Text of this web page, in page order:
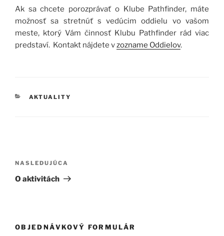
Ak sa chcete porozprávať o Klube Pathfinder, máte
možnosť sa stretnúť s vedúcim oddielu vo vašom
meste, ktorý Vám činnosť Klubu Pathfinder rád viac
predstaví. Kontakt nájdete vzozname Oddielov.
KATEGÓRIE
AKTUALITY
v
článku
Ďalší
článok
NASLEDUJÚCA
O aktivitách
OBJEDNÁVKOVÝ FORMULÁR